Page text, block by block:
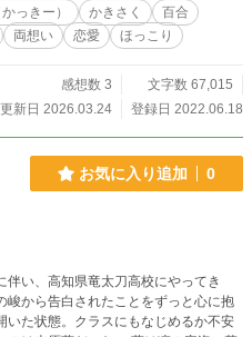
っきー） かきさく
百合
両想い 恋愛 ほっこり
感想数 3
文字数 67,015
新日 2026.03.24
登録日 2022.06.18
お気に入り追加 0
伴い、高知県竜太刀高校にやってき
峻から告白されたことをずっと心に抱
いた状態。クラスにもなじめるか不安